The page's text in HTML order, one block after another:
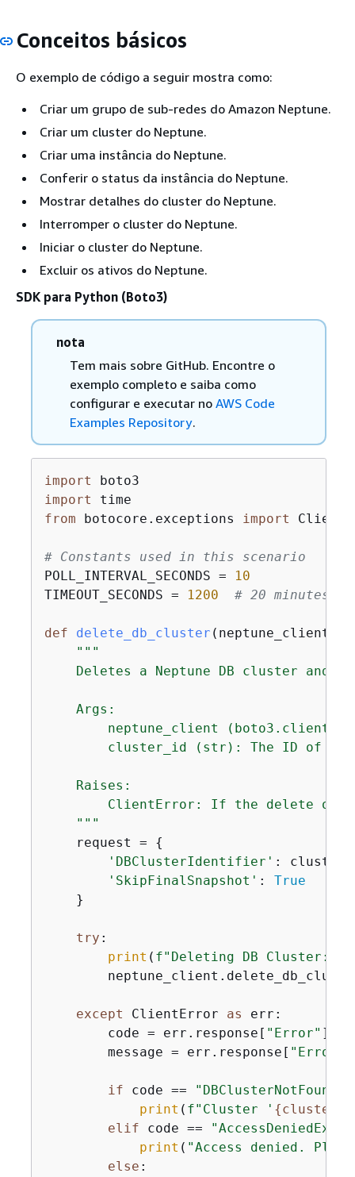
Conceitos básicos
O exemplo de código a seguir mostra como:
Criar um grupo de sub-redes do Amazon Neptune.
Criar um cluster do Neptune.
Criar uma instância do Neptune.
Conferir o status da instância do Neptune.
Mostrar detalhes do cluster do Neptune.
Interromper o cluster do Neptune.
Iniciar o cluster do Neptune.
Excluir os ativos do Neptune.
SDK para Python (Boto3)
nota
Tem mais sobre GitHub. Encontre o
exemplo completo e saiba como
configurar e executar no AWS Code
Examples Repository.
import
import
from botocore.exceptions import
# Constants used in this scenario
POLL_INTERVAL_SECONDS =
10
TIMEOUT_SECONDS =
1200 # 20 minutes
def delete_db_cluster ( neptune_client,
"""
Deletes a Neptune DB cluster and
    Args:
neptune_client (boto3.client):
cluster_id (str): The ID of
    Raises:
ClientError: If the delete
    """
    request =
{
'DBClusterIdentifier' :
'SkipFinalSnapshot' : True
    }
try :
print ( f"Deleting DB Cluster:
except ClientError as err:
        code = err.response[
"Error" ][
        message = err.response[
"Error"
if code ==
print ( f"Cluster ' {
elif code ==
print ( "Access denied.
else :